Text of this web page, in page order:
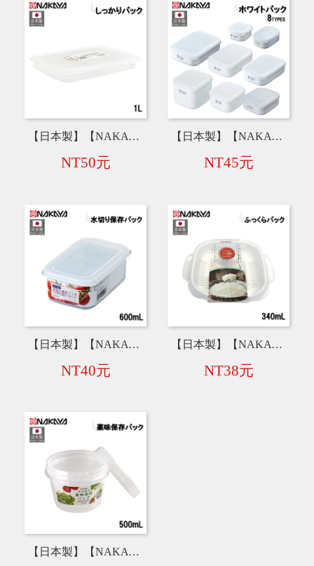
【日本製】【NAKAYA】扁形保鮮盒 Y【1L】 K400
NT50元
【日本製】【NAKAYA】白色保鮮盒 【1000mL】K514／【900mL】K513／【800mL】K554／【700mL】K515／【600mL】K555／【500mL】K556／【280mL-2入】K516／【190mL-2入】K557
NT45元
【日本製】【NAKAYA】瀝水保鮮盒【600mL】 K595-1
NT40元
【日本製】【NAKAYA】微波蒸飯盒【340mL】 K449
NT38元
【日本製】【NAKAYA】圓形蔥薑蒜瀝水保鮮盒【500mL】 K340